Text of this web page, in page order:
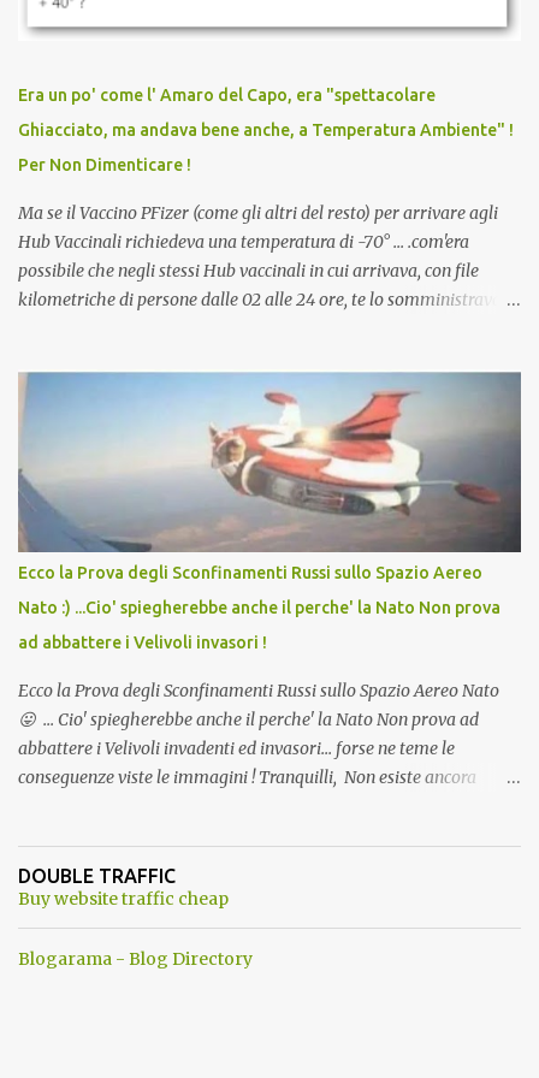
persona cattiva. Non avevamo mai visto un vaccino che minacci le
vaccino usato per minacciare i mezzi di sussistenza, il lavoro o la
scuola. Non avevamo mai visto un vaccino che permettesse a un
dodicenne di ignorare il consenso dei genitori. Dopo tutti i vaccini
che abbiamo elencato sopra...
Era un po' come l' Amaro del Capo, era "spettacolare
Ghiacciato, ma andava bene anche, a Temperatura Ambiente" !
Per Non Dimenticare !
Ma se il Vaccino PFizer (come gli altri del resto) per arrivare agli
Hub Vaccinali richiedeva una temperatura di -70° ... .com'era
possibile che negli stessi Hub vaccinali in cui arrivava, con file
kilometriche di persone dalle 02 alle 24 ore, te lo somministravano
Vaccino come: l' Amaro del Capo, era "spettacolare Ghiacciato, ma
andava bene anche, a Temperatura Ambiente"! Riproponiamo
l'articolo per NON Dimenticare!
Ecco la Prova degli Sconfinamenti Russi sullo Spazio Aereo
Nato :) ...Cio' spiegherebbe anche il perche' la Nato Non prova
ad abbattere i Velivoli invasori !
Ecco la Prova degli Sconfinamenti Russi sullo Spazio Aereo Nato
😛 ... Cio' spiegherebbe anche il perche' la Nato Non prova ad
abbattere i Velivoli invadenti ed invasori... forse ne teme le
conseguenze viste le immagini ! Tranquilli, Non esiste ancora
ancora una fantasia Nato o forse una "False Flag", per provocare
una guerra mondiale che difficilmente da menti sane, potrebbe
DOUBLE TRAFFIC
Buy website traffic cheap
Blogarama - Blog Directory